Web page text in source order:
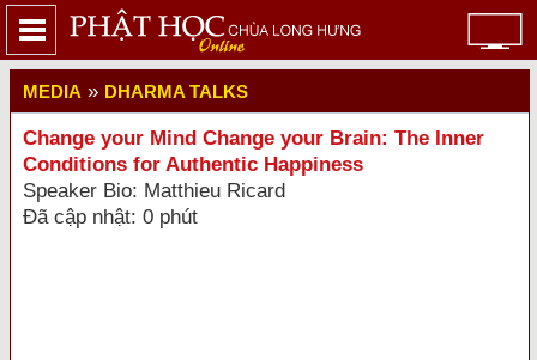
MEDIA » DHARMA TALKS
Change your Mind Change your Brain: The Inner
Conditions for Authentic Happiness
Speaker Bio: Matthieu Ricard
Đã cập nhật: 0 phút